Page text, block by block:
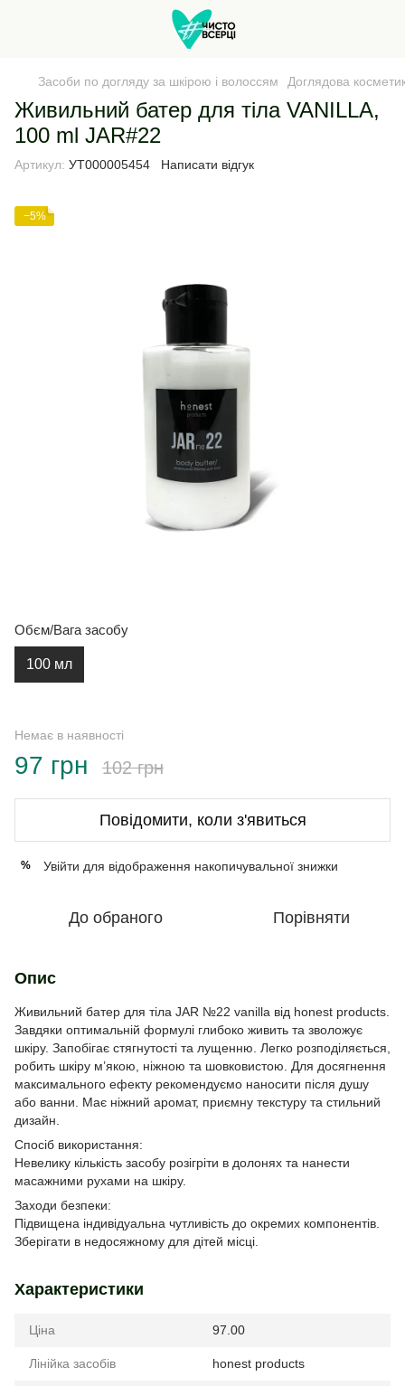
Засоби по догляду за шкірою і волоссям Доглядова
Живильний батер для тіла VANILLA,
100 ml JAR#22
Артикул: УТ000005454 Написати відгук
−5%
Обєм/Вага засобу
100 мл
Немає в наявності
97 грн 102 грн
Повідомити, коли з'явиться
% Увійти для відображення накопичувальної знижки
До обраного Порівняти
Опис
Живильний батер для тіла JAR №22 vanilla від honest products.
Завдяки оптимальній формулі глибоко живить та зволожує
шкіру. Запобігає стягнутості та лущенню. Легко розподіляється,
робить шкіру м’якою, ніжною та шовковистою. Для досягнення
максимального ефекту рекомендуємо наносити після душу
або ванни. Має ніжний аромат, приємну текстуру та стильний
дизайн.
Спосіб використання:
Невелику кількість засобу розігріти в долонях та нанести
масажними рухами на шкіру.
Заходи безпеки:
Підвищена індивідуальна чутливість до окремих компонентів.
Зберігати в недосяжному для дітей місці.
Характеристики
Ціна 97.00
Лінійка засобів honest products